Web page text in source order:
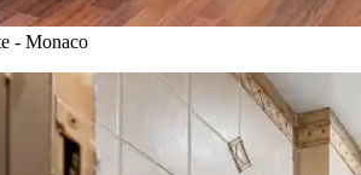
- Monaco